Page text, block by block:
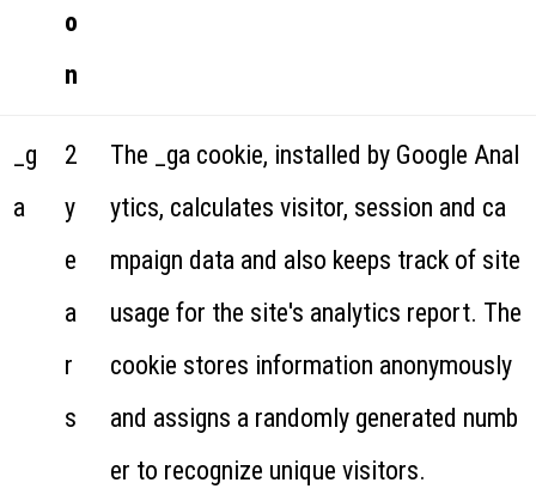
o
n
_g
a
2
y
e
a
r
s
The _ga cookie, installed by Google Anal
ytics, calculates visitor, session and ca
mpaign data and also keeps track of site
usage for the site's analytics report. The
cookie stores information anonymously
and assigns a randomly generated numb
er to recognize unique visitors.